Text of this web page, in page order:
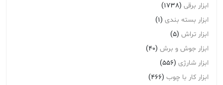
ابزار برقی (1738)
ابزار بسته بندی (1)
ابزار تراش (5)
ابزار جوش و برش (40)
ابزار شارژی (556)
ابزار کار با چوب (466)